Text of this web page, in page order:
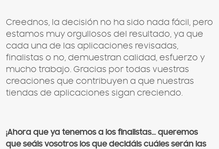
Creednos, la decisión no ha sido nada fácil, pero
estamos muy orgullosos del resultado, ya que
cada una de las aplicaciones revisadas,
finalistas o no, demuestran calidad, esfuerzo y
mucho trabajo. Gracias por todas vuestras
creaciones que contribuyen a que nuestras
tiendas de aplicaciones sigan creciendo.
¡Ahora que ya tenemos a los finalistas… queremos
que seáis vosotros los que decidáis cuáles serán las